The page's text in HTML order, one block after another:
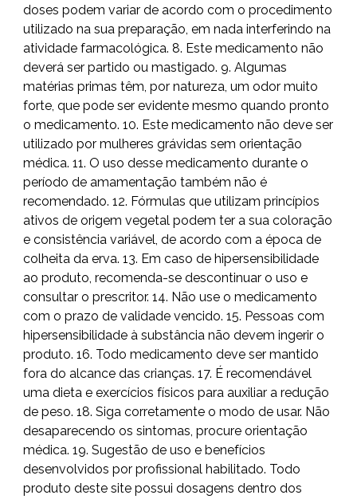
doses podem variar de acordo com o procedimento
utilizado na sua preparação, em nada interferindo na
atividade farmacológica. 8. Este medicamento não
deverá ser partido ou mastigado. 9. Algumas
matérias primas têm, por natureza, um odor muito
forte, que pode ser evidente mesmo quando pronto
o medicamento. 10. Este medicamento não deve ser
utilizado por mulheres grávidas sem orientação
médica. 11. O uso desse medicamento durante o
período de amamentação também não é
recomendado. 12. Fórmulas que utilizam princípios
ativos de origem vegetal podem ter a sua coloração
e consistência variável, de acordo com a época de
colheita da erva. 13. Em caso de hipersensibilidade
ao produto, recomenda-se descontinuar o uso e
consultar o prescritor. 14. Não use o medicamento
com o prazo de validade vencido. 15. Pessoas com
hipersensibilidade à substância não devem ingerir o
produto. 16. Todo medicamento deve ser mantido
fora do alcance das crianças. 17. É recomendável
uma dieta e exercícios físicos para auxiliar a redução
de peso. 18. Siga corretamente o modo de usar. Não
desaparecendo os sintomas, procure orientação
médica. 19. Sugestão de uso e benefícios
desenvolvidos por profissional habilitado. Todo
produto deste site possui dosagens dentro dos